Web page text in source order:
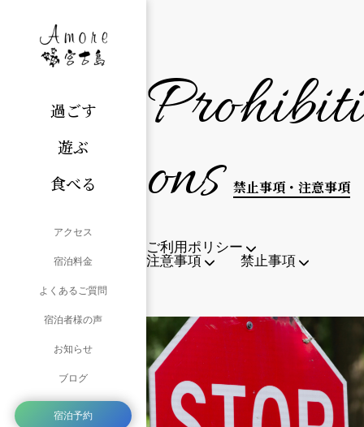
過ごす
遊ぶ
食べる
アクセス
宿泊料金
よくあるご質問
宿泊者様の声
お知らせ
ブログ
宿泊予約
Prohibiti
ons
禁止事項・注意事項
ご利用ポリシー
注意事項
禁止事項